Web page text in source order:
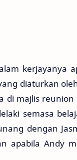
kerjayanya
diaturkan
di majlis reunion
semasa
dengan
apabila Andy